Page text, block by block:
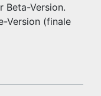
Beta-Version.
Version (finale